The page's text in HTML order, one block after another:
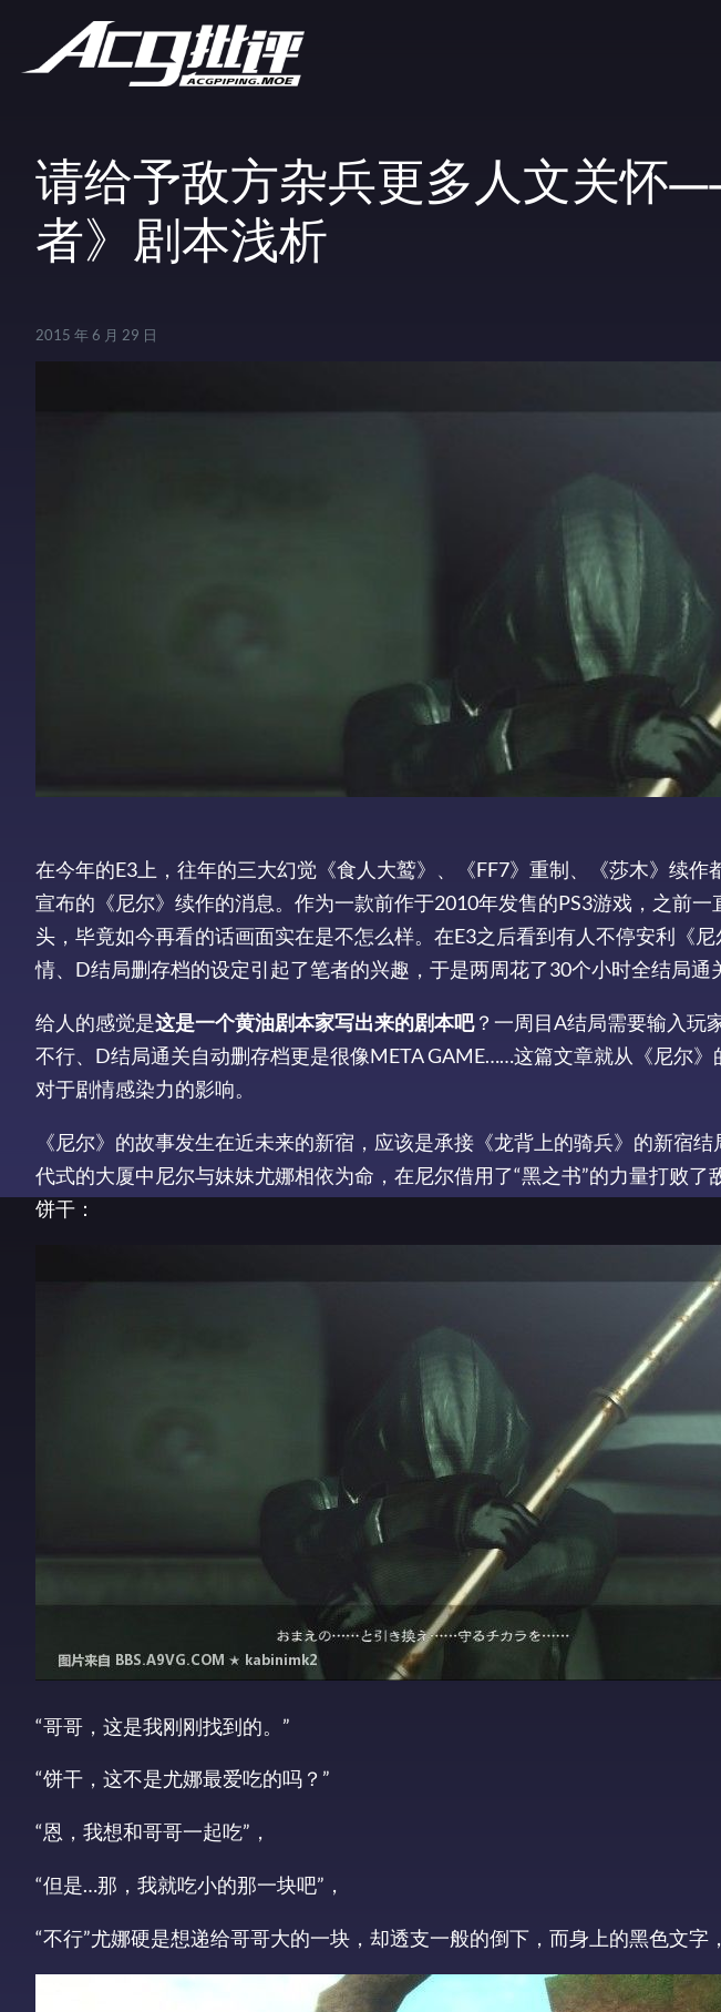
请给予敌方杂兵更多人文关怀
者》剧本浅析
2015 年 6 月 29 日
在今年的E3上，往年的三大幻觉《食人大鹫》、《FF7》重制、《莎木》续作
宣布的《尼尔》续作的消息。作为一款前作于2010年发售的PS3游戏，之前
头，毕竟如今再看的话画面实在是不怎么样。在E3之后看到有人不停安利《
情、D结局删存档的设定引起了笔者的兴趣，于是两周花了30个小时全结局通
给人的感觉是这是一个黄油剧本家写出来的剧本吧？一周目A结局需要输入玩
不行、D结局通关自动删存档更是很像META GAME……这篇文章就从《尼尔
对于剧情感染力的影响。
《尼尔》的故事发生在近未来的新宿，应该是承接《龙背上的骑兵》的新宿
代式的大厦中尼尔与妹妹尤娜相依为命，在尼尔借用了“黑之书”的力量打败
饼干：
“哥哥，这是我刚刚找到的。”
“饼干，这不是尤娜最爱吃的吗？”
“恩，我想和哥哥一起吃”，
“但是…那，我就吃小的那一块吧”，
“不行”尤娜硬是想递给哥哥大的一块，却透支一般的倒下，而身上的黑色文